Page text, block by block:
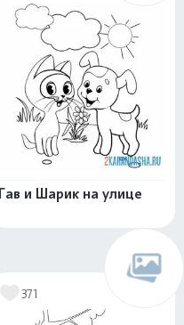
Гав и Шарик на улице
371